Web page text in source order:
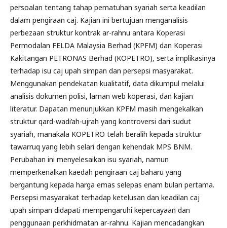
persoalan tentang tahap pematuhan syariah serta keadilan
dalam pengiraan caj. Kajian ini bertujuan menganalisis
perbezaan struktur kontrak ar-rahnu antara Koperasi
Permodalan FELDA Malaysia Berhad (KPFM) dan Koperasi
Kakitangan PETRONAS Berhad (KOPETRO), serta implikasinya
terhadap isu caj upah simpan dan persepsi masyarakat.
Menggunakan pendekatan kualitatif, data dikumpul melalui
analisis dokumen polisi, laman web koperasi, dan kajian
literatur. Dapatan menunjukkan KPFM masih mengekalkan
struktur qard-wadi’ah-ujrah yang kontroversi dari sudut
syariah, manakala KOPETRO telah beralih kepada struktur
tawarruq yang lebih selari dengan kehendak MPS BNM.
Perubahan ini menyelesaikan isu syariah, namun
memperkenalkan kaedah pengiraan caj baharu yang
bergantung kepada harga emas selepas enam bulan pertama.
Persepsi masyarakat terhadap ketelusan dan keadilan caj
upah simpan didapati mempengaruhi kepercayaan dan
penggunaan perkhidmatan ar-rahnu. Kajian mencadangkan